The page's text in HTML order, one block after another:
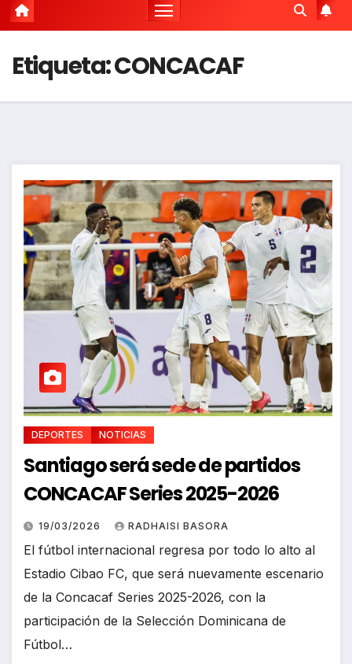
Etiqueta:CONCACAF
DEPORTES NOTICIAS
Santiago será sede de partidos
CONCACAF Series 2025-2026
19/03/2026 RADHAISI BASORA
El fútbol internacional regresa por todo lo alto al
Estadio Cibao FC, que será nuevamente escenario
de la Concacaf Series 2025-2026, con la
participación de la Selección Dominicana de
Fútbol…